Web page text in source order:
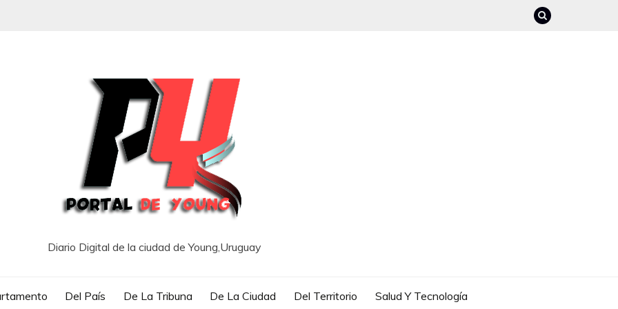
Diario Digital de la ciudad de Young,Uruguay
Del País De La Tribuna De La Ciudad Del Territorio Salud Y Tecnología